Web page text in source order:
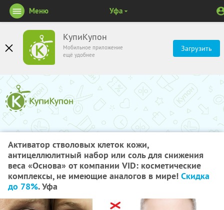
КупиКупон
Мобильное приложение
ещё удобнее
Загрузить
Меню Уфа
Активатор стволовых клеток кожи,
антицеллюлитный набор или соль для снижения
веса «Основа» от компании VID: косметические
комплексы, не имеющие аналогов в мире! Скидка
до 78%. Уфа